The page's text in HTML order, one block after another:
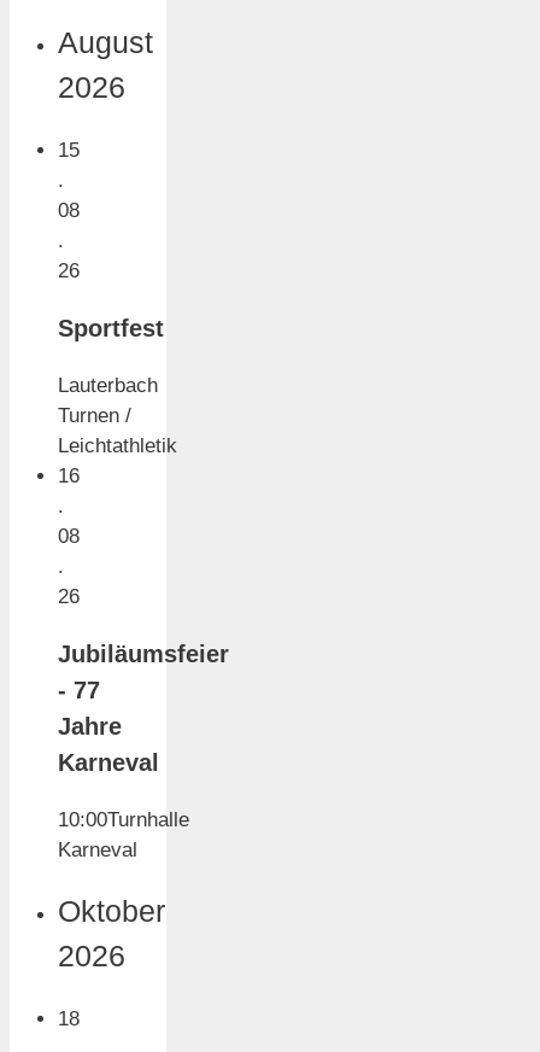
August
2026
15
.
08
.
26
Sportfest
Lauterbach
Turnen /
Leichtathletik
16
.
08
.
26
Jubiläumsfeier
- 77
Jahre
Karneval
10:00Turnhalle
Karneval
Oktober
2026
18